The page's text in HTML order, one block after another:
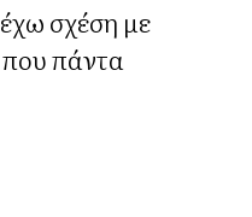
σχέση με
πάντα